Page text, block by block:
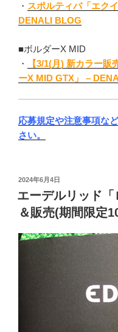
・ スポルティバ「エク
DENALI BLOG
■ボルダーX MID
・
【3/1(月) 新カラー
ーX MID GTX」 –
応募規定や注意事項な
さい。
投
稿
日:
2024年6月4日
エーデルリッド
＆販売(期間限定